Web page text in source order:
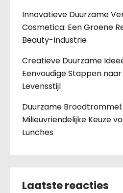
Innovatieve Duurzame
Cosmetica: Een Groene
Beauty-Industrie
Creatieve Duurzame
Eenvoudige Stappen
Levensstijl
Duurzame
Milieuvriendelijke Keuze
Lunches
Laatste reacties